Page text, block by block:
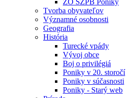
ZO SZPB Poniky
Tvorba obyvateľov
Významné osobnosti
Geografia
História
Turecké vpády
Vývoj obce
Boj o privilégiá
Poniky v 20. storočí
Poniky v súčasnosti
Poniky - Starý web